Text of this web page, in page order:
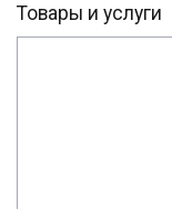
Товары и услуги